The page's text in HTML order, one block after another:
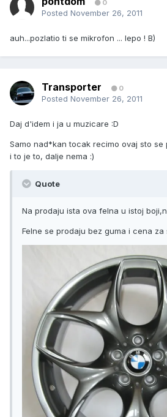
0
Posted November 26, 2011
auh...pozlatio ti se mikrofon ... lepo ! B)
Transporter 0
Posted November 26, 2011
Daj d'idem i ja u muzicare :D
Samo nad*kan tocak recimo ovaj sto se
i to je to, dalje nema :)
Quote
Na prodaju ista ova felna u istoj
Felne se prodaju bez guma i cena za